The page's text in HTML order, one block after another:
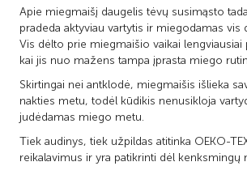
Apie miegmaišį daugelis tėvų susimąsto
pradeda aktyviau vartytis ir miegodamas vis
Vis dėlto prie miegmaišio vaikai
kai jis nuo mažens tampa įprasta miego
Skirtingai nei antklodė, miegmaišis išlieka
nakties metu, todėl kūdikis nenusikloja
judėdamas miego metu.
Tiek audinys, tiek užpildas atitinka OEKO-
reikalavimus ir yra patikrinti dėl kenksmingų